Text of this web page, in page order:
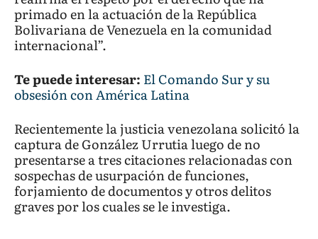
primado en la actuación de la República
Bolivariana de Venezuela en la comunidad
internacional”.
Te puede interesar: El Comando Sur y su
obsesión con América Latina
Recientemente la justicia venezolana solicitó la
captura de González Urrutia luego de no
presentarse a tres citaciones relacionadas con
sospechas de usurpación de funciones,
forjamiento de documentos y otros delitos
graves por los cuales se le investiga.